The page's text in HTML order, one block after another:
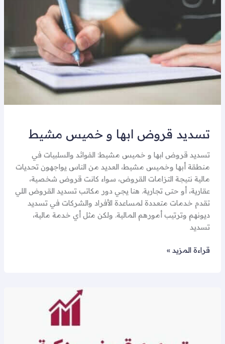
تسديد قروض ابها و خميس مشيط
تسديد قروض ابها و خميس مشيط: الفوائد والسلبيات في
منطقة أبها وخميس مشيط، العديد من الناس يواجهون تحديات
مالية نتيجة التزامات القروض، سواء كانت قروض شخصية،
عقارية، أو حتى تجارية. هنا يجي دور مكاتب تسديد القروض اللي
تقدم خدمات متعددة لمساعدة الأفراد والشركات في تسديد
ديونهم وترتيب أمورهم المالية. ولكن مثل أي خدمة مالية،
تسديد
قراءة المزيد »